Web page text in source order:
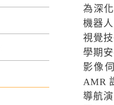
為深
機器
視覺
學期
影像
AMR
導航